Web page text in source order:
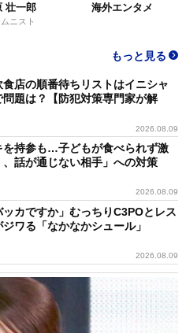
壮一郎
ニスト
海外エンタメ
もっと見る
店の順番待ちリストはイニシャ
題は？【防犯対策専門家が解
2026.08.09
を持参も…子どもが食べられず激
話が通じない相手」への対策
2026.08.09
ッカですか」むっちりC3POとレス
ワる「なかなかシュール」
2026.08.09